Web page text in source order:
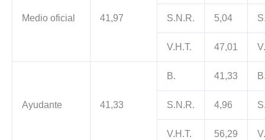
Medio oficial 41,97 S.N.R. 5,04
V.H.T. 47,01
Ayudante 41,33
B. 41,33
S.N.R. 4,96
V.H.T. 56,29